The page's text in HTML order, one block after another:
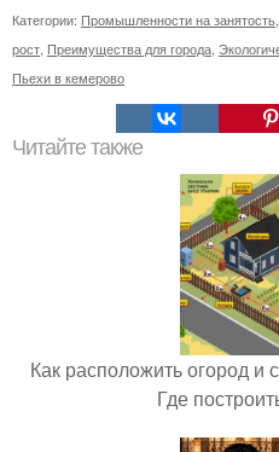
Категории: Промышленности на занятость
рост Преимущества для города
Пьехи в кемерово
Читайте также
Как расположить огород и
Где